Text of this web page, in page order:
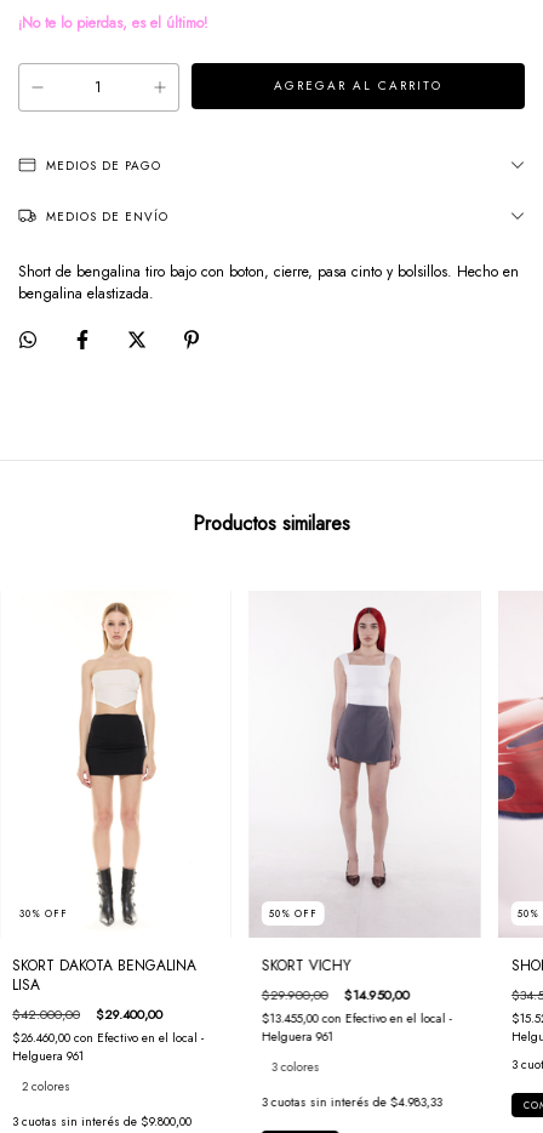
¡No te lo pierdas, es el último!
MEDIOS DE PAGO
MEDIOS DE ENVÍO
Short de bengalina tiro bajo con boton, cierre, pasa cinto y bolsillos. Hecho en
bengalina elastizada.
Productos similares
30% OFF
SKORT DAKOTA BENGALINA
LISA
$42.000,00 $29.400,00
$26.460,00 con Efectivo en el local -
Helguera 961
2 colores
3 cuotas sin interés de $9.800,00
50% OFF
SKORT VICHY
$29.900,00 $14.950,00
$13.455,00con Efectivo en el local -
Helguera 961
3 colores
3 cuotas sin interés de $4.983,33
50%
3